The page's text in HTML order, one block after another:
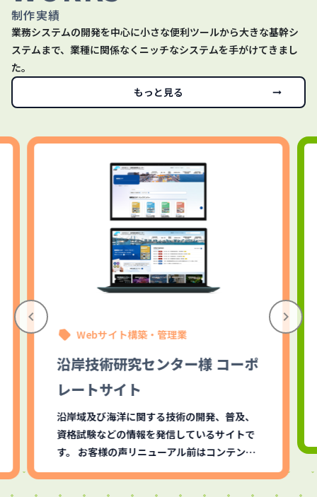
制作実績
業務システムの開発を中心に小さな便利ツールから大きな基幹シ
ステムまで、業種に関係なくニッチなシステムを手がけてきまし
た。
もっと見る
Webサイト構築・管理業
沿岸技術研究センター様 コーポ
レートサイト
沿岸域及び海洋に関する技術の開発、普及、
資格試験などの情報を発信しているサイトで
す。 お客様の声リニューアル前はコンテン…